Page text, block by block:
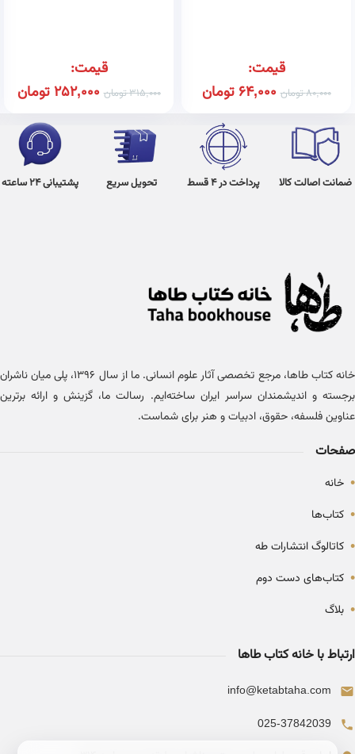
قیمت:
80,000تومان 64,000 تومان
قیمت:
315,000تومان 252,000تومان
ضمانت اصالت کالا پرداخت در 4 قسط تحویل سریع پشتیبانی 24 ساعته
خانه کتاب طاها، مرجع تخصصی آثار علوم انسانی. ما از سال ۱۳۹۶، پلی میان ناشران
برجسته و اندیشمندان سراسر ایران ساخته‌ایم. رسالت ما، گزینش و ارائه برترین
عناوین فلسفه، حقوق، ادبیات و هنر برای شماست.
صفحات
• خانه
• کتاب‌ها
• کاتالوگ انتشارات طه
• کتاب‌های دست دوم
• بلاگ
ارتباط با خانه کتاب طاها
info@ketabtaha.com
025-37842039